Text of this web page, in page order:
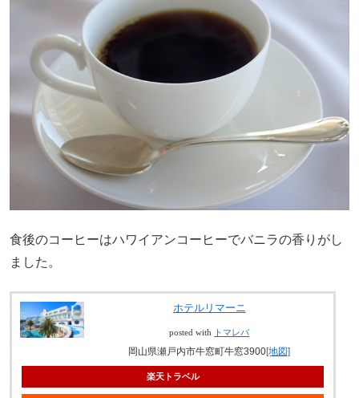
食後のコーヒーはハワイアンコーヒーでバニラの香りがし
ました。
ホテルリマーニ
posted with トマレバ
岡山県瀬戸内市牛窓町牛窓3900[地図]
楽天トラベル